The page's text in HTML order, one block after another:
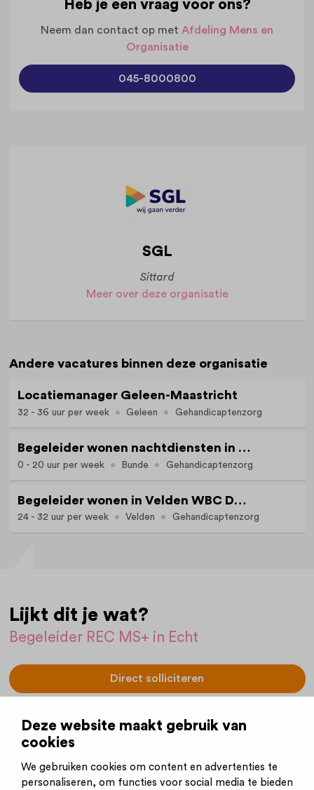
Deze website maakt gebruik van
cookies
We gebruiken cookies om content en advertenties te
personaliseren, om functies voor social media te bieden
Heb je een vraag voor ons?
Neem dan contact op met Afdeling Mens en
Organisatie
045-8000800
SGL
Sittard
Meer over deze organisatie
Andere vacatures binnen deze organisatie
Locatiemanager Geleen-Maastricht
32 - 36 uur per week Geleen Gehandicaptenzorg
Begeleider wonen nachtdiensten in Bunde WBC Aan de Pas
0 - 20 uur per week Bunde Gehandicaptenzorg
Begeleider wonen in Velden WBC De vier Torens
24 - 32 uur per week Velden Gehandicaptenzorg
Lijkt dit je wat?
Begeleider REC MS+ in Echt
Direct solliciteren
Vacaturenummer:
(Handig om bij de hand te houden.)
Plaatsingsdatum:06-01-2026
Sluitingsdatum:
06-01-2028